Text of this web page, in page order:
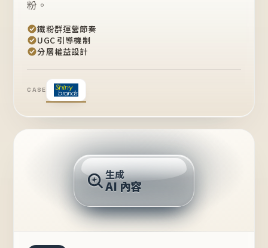
粉。
鐵粉群運營節奏
UGC 引導機制
分層權益設計
CASE
推薦的台灣品牌？
生成
AI 內容